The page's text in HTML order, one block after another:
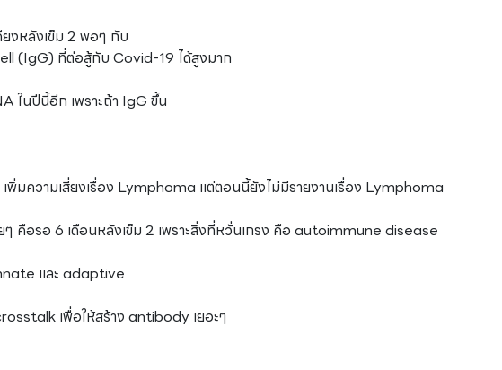
งหลังเข็ม 2 พอๆ กับ
(IgG) ที่ต่อสู้กับ Covid-19 ได้สูงมาก
ในปีนี้อีก เพราะถ้า IgG ขึ้น
พิ่มความเสี่ยงเรื่อง Lymphoma แต่ตอนนี้ยังไม่มีรายงานเรื่อง Lymphoma
คือรอ 6 เดือนหลังเข็ม 2 เพราะสิ่งที่หวั่นเกรง คือ autoimmune disease
และ adaptive
เพื่อให้สร้าง antibody เยอะๆ